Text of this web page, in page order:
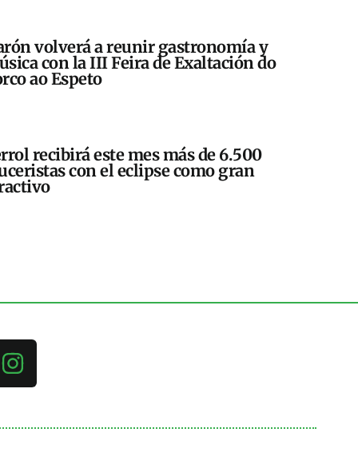
volverá a reunir gastronomía y
con la III Feira de Exaltación do
ao Espeto
recibirá este mes más de 6.500
con el eclipse como gran